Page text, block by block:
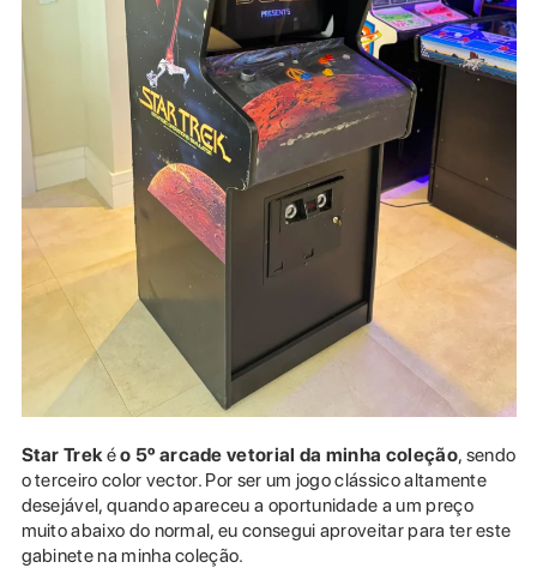
Star Trekéo 5º arcade vetorial da minha coleção, sendo
o terceiro color vector. Por ser um jogo clássico altamente
desejável, quando apareceu a oportunidade a um preço
muito abaixo do normal, eu consegui aproveitar para ter este
gabinete na minha coleção.